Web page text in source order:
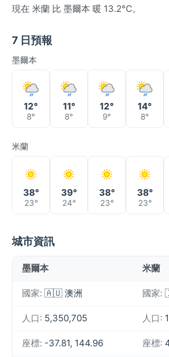
現在 米蘭 比 墨爾本 暖 13.2°C。
7 日預報
墨爾本
12°
8°
11°
8°
12°
9°
14°
8°
米蘭
38°
23°
39°
24°
38°
23°
38°
23°
城市資訊
墨爾本 米蘭
國家: 🇦🇺 澳洲 國家:
人口: 5,350,705 人口:
座標: -37.81, 144.96 座標: